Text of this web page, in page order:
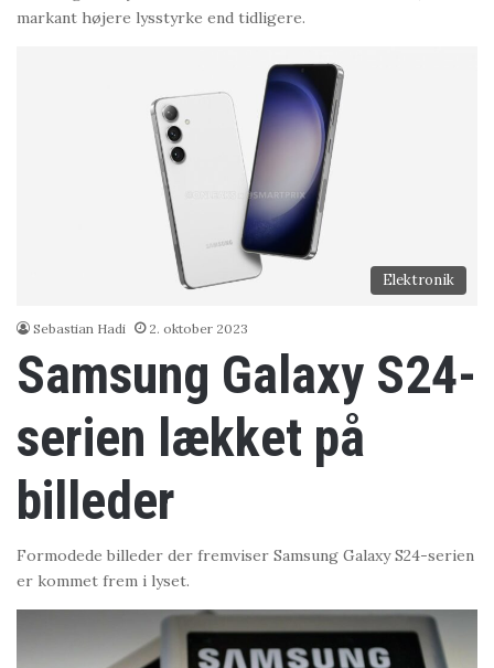
markant højere lysstyrke end tidligere.
Elektronik
Sebastian Hadi 2. oktober 2023
Samsung Galaxy S24-
serien lækket på
billeder
Formodede billeder der fremviser Samsung Galaxy S24-serien
er kommet frem i lyset.